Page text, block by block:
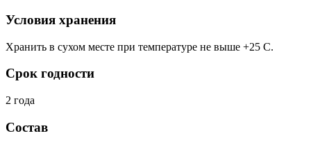
Условия хранения
Хранить в сухом месте при температуре не выше +25 С.
Срок годности
2 года
Состав